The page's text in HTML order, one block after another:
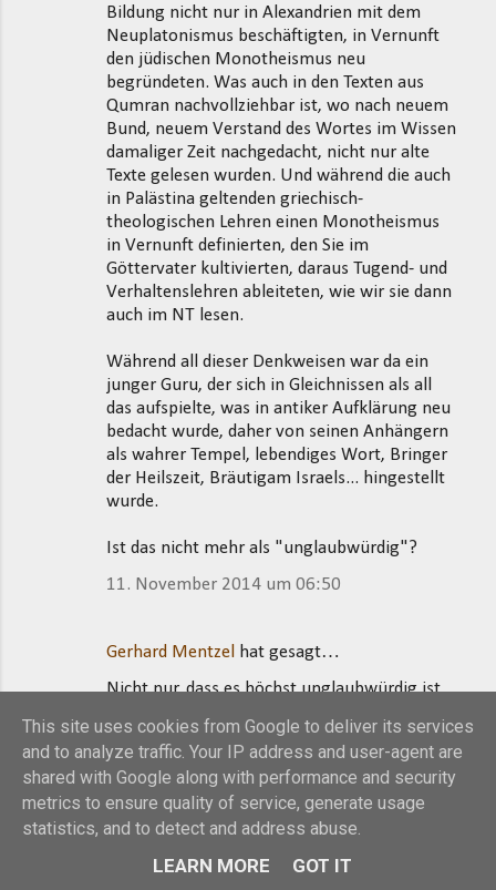
Bildung nicht nur in Alexandrien mit dem
Neuplatonismus beschäftigten, in Vernunft
den jüdischen Monotheismus neu
begründeten. Was auch in den Texten aus
Qumran nachvollziehbar ist, wo nach neuem
Bund, neuem Verstand des Wortes im Wissen
damaliger Zeit nachgedacht, nicht nur alte
Texte gelesen wurden. Und während die auch
in Palästina geltenden griechisch-
theologischen Lehren einen Monotheismus
in Vernunft definierten, den Sie im
Göttervater kultivierten, daraus Tugend- und
Verhaltenslehren ableiteten, wie wir sie dann
auch im NT lesen.
Während all dieser Denkweisen war da ein
junger Guru, der sich in Gleichnissen als all
das aufspielte, was in antiker Aufklärung neu
bedacht wurde, daher von seinen Anhängern
als wahrer Tempel, lebendiges Wort, Bringer
der Heilszeit, Bräutigam Israels... hingestellt
wurde.
Ist das nicht mehr als "unglaubwürdig"?
11. November 2014 um 06:50
Gerhard Mentzel
hat gesagt…
Nicht nur, dass es höchst unglaubwürdig ist,
(Vernunfthandlung im kreativen
Weltgeschehen) begründete Monotheismus
bzw. Israel durch einen Wanderprediger aufs
Neue begründet wurde.
dass der Verfasser des hier zu Debatte
This site uses cookies from Google to deliver its services
and to analyze traffic. Your IP address and user-agent are
shared with Google along with performance and security
metrics to ensure quality of service, generate usage
statistics, and to detect and address abuse.
LEARN MORE GOT IT